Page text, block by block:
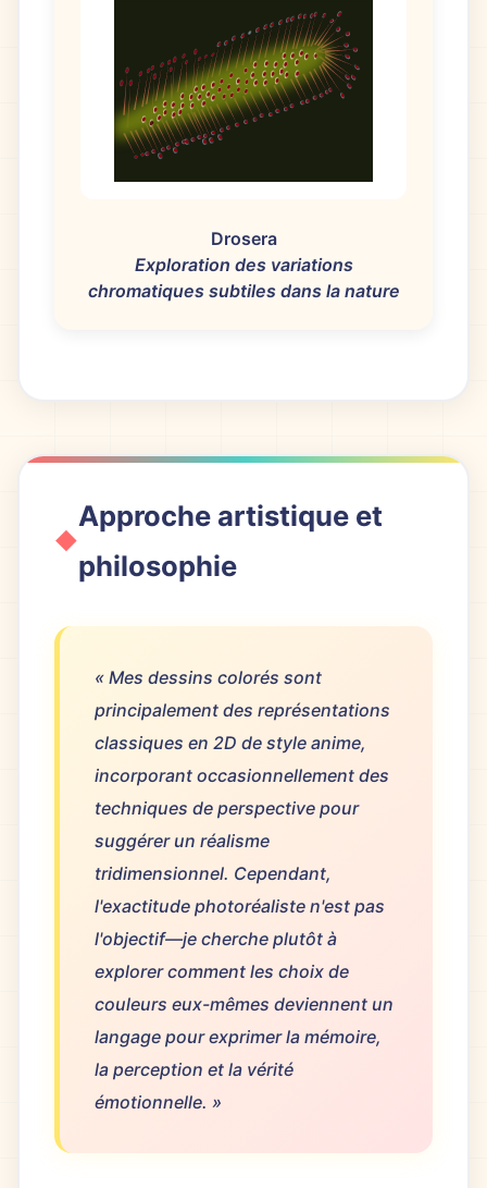
Drosera
Exploration des variations
chromatiques subtiles dans la nature
Approche artistique et
philosophie
« Mes dessins colorés sont
principalement des représentations
classiques en 2D de style anime,
incorporant occasionnellement des
techniques de perspective pour
suggérer un réalisme
tridimensionnel. Cependant,
l'exactitude photoréaliste n'est pas
l'objectif—je cherche plutôt à
explorer comment les choix de
couleurs eux-mêmes deviennent un
langage pour exprimer la mémoire,
la perception et la vérité
émotionnelle. »